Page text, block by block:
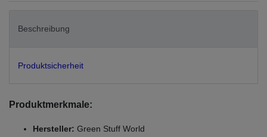
Beschreibung
Produktsicherheit
Produktmerkmale:
Hersteller: Green Stuff World